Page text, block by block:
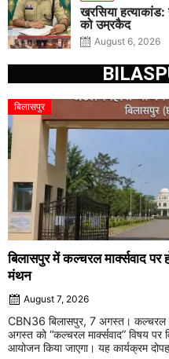
खरसिया हत्याकांड:
को उम्रकैद
August 6, 2026
बिलासपुर
बिलासपुर में कल्चरल मार्क्सवाद पर
मंथन
August 7, 2026
CBN36 बिलासपुर, 7 अगस्त। कल्चरल
अगस्त को “कल्चरल मार्क्सवाद” विषय पर
आयोजन किया जाएगा। यह कार्यक्रम